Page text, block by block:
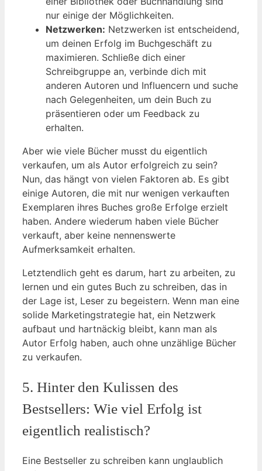
nur einige der Möglichkeiten.
Netzwerken: Netzwerken ist entscheidend,
um deinen Erfolg im Buchgeschäft zu
maximieren. Schließe dich einer
Schreibgruppe an, verbinde dich mit
anderen Autoren und Influencern und suche
nach Gelegenheiten, um dein Buch zu
präsentieren oder um Feedback zu
erhalten.
Aber wie viele Bücher musst du eigentlich
verkaufen, um als Autor erfolgreich zu sein?
Nun, das hängt von vielen Faktoren ab. Es gibt
einige Autoren, die mit nur wenigen verkauften
Exemplaren ihres Buches große Erfolge erzielt
haben. Andere wiederum haben viele Bücher
verkauft, aber keine nennenswerte
Aufmerksamkeit erhalten.
Letztendlich geht es darum, hart zu arbeiten, zu
lernen und ein gutes Buch zu schreiben, das in
der Lage ist, Leser zu begeistern. Wenn man eine
solide Marketingstrategie hat, ein Netzwerk
aufbaut und hartnäckig bleibt, kann man als
Autor Erfolg haben, auch ohne unzählige Bücher
zu verkaufen.
5. Hinter den Kulissen des
Bestsellers: Wie viel Erfolg ist
eigentlich realistisch?
Eine Bestseller zu schreiben kann unglaublich